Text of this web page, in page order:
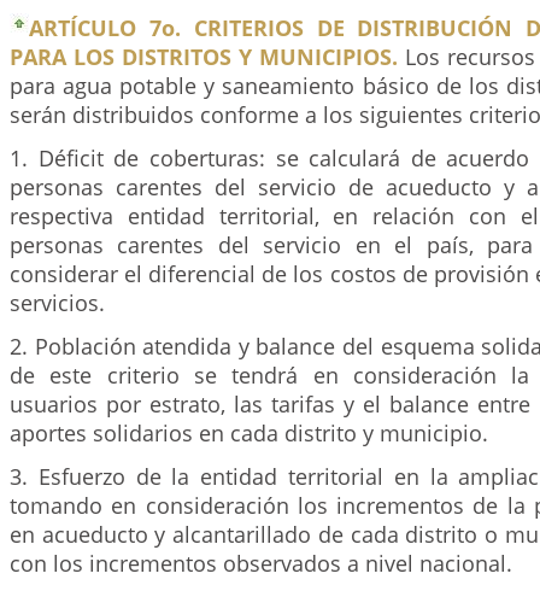
ARTÍCULO 7o. CRITERIOS DE DISTRIBUCIÓN
PARA LOS DISTRITOS Y MUNICIPIOS. Los
para agua potable y saneamiento básico de los
serán distribuidos conforme a los siguientes
1. Déficit de coberturas: se calculará de
personas carentes del servicio de acueducto y
respectiva entidad territorial, en relación con
personas carentes del servicio en el país,
considerar el diferencial de los costos de provisión
servicios.
2. Población atendida y balance del esquema
de este criterio se tendrá en consideración
usuarios por estrato, las tarifas y el balance
aportes solidarios en cada distrito y municipio.
3. Esfuerzo de la entidad territorial en la
tomando en consideración los incrementos de la
en acueducto y alcantarillado de cada distrito o
con los incrementos observados a nivel nacional.